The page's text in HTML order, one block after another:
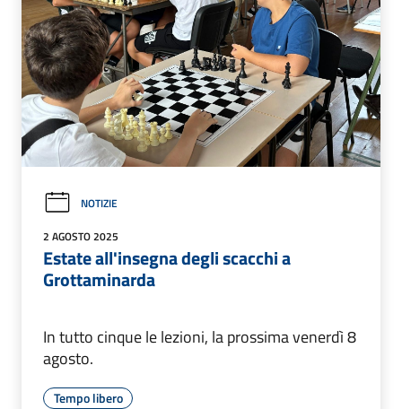
NOTIZIE
2 AGOSTO 2025
Estate all'insegna degli scacchi a
Grottaminarda
In tutto cinque le lezioni, la prossima venerdì 8
agosto.
Tempo libero